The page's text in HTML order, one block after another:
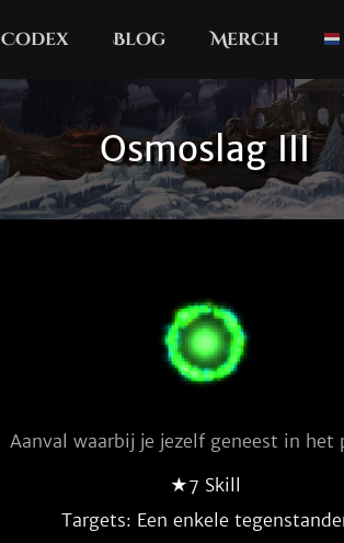
Codex Blog Merch
Osmoslag III
Aanval waarbij je jezelf geneest in het
★7 Skill
Targets: Een enkele